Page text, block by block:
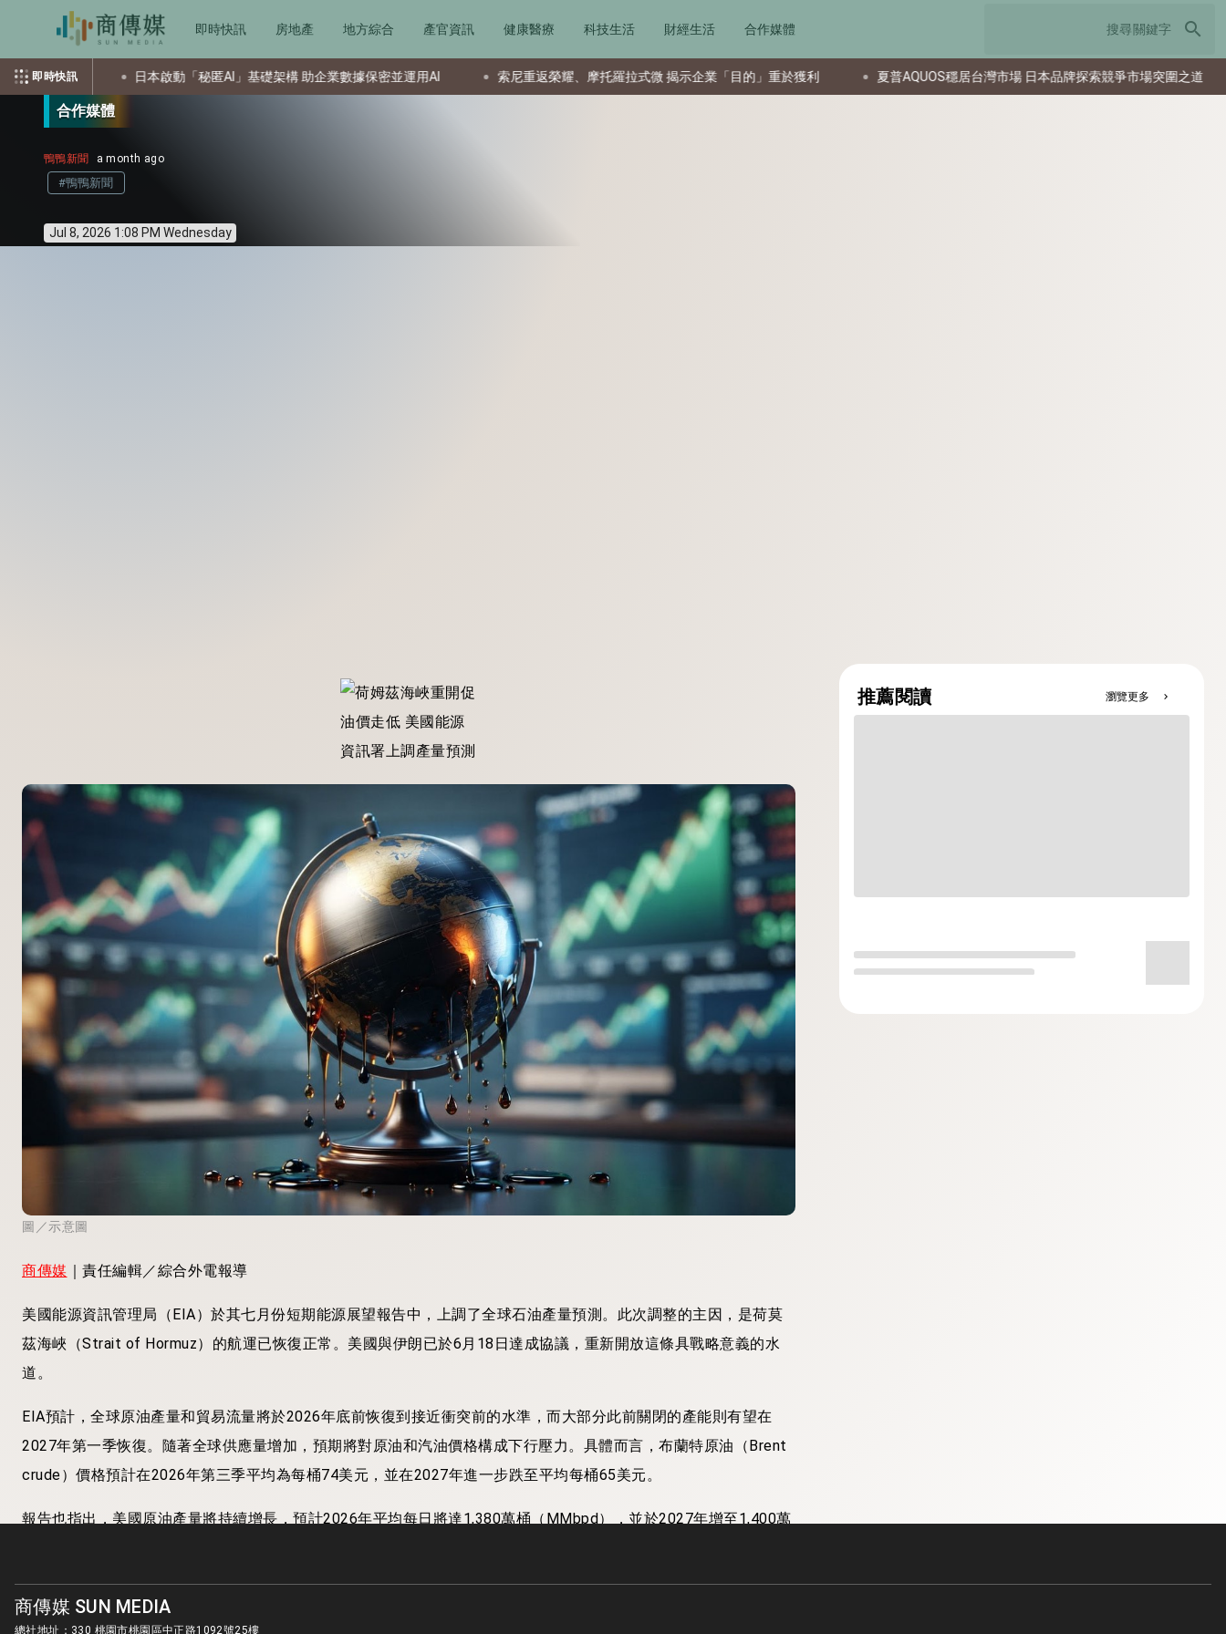
即時快訊 房地產 地方綜合 產官資訊 健康醫療 科技生活 財經生活 合作媒體 search
即時快訊日本啟動「秘匿AI」基礎架構 助企業數據保密並運用AI 索尼重返榮耀、摩托羅拉式微 揭示企業「目的」重於獲利 夏普AQUOS穩居台灣市場 日本品牌探索競爭市場突圍之道 南韓研
合作媒體
鴨鴨新聞 a month ago
#鴨鴨新聞
Jul 8, 2026 1:08 PM Wednesday
圖／示意圖
商傳媒 ｜責任編輯／綜合外電報導
美國能源資訊管理局（EIA）於其七月份短期能源展望報告中，上調了全球石油產量預測。此次調整的主因，是荷莫
茲海峽（Strait of Hormuz）的航運已恢復正常。美國與伊朗已於6月18日達成協議，重新開放這條具戰略意義的水
道。
EIA預計，全球原油產量和貿易流量將於2026年底前恢復到接近衝突前的水準，而大部分此前關閉的產能則有望在
2027年第一季恢復。隨著全球供應量增加，預期將對原油和汽油價格構成下行壓力。具體而言，布蘭特原油（Brent
crude）價格預計在2026年第三季平均為每桶74美元，並在2027年進一步跌至平均每桶65美元。
報告也指出，美國原油產量將持續增長，預計2026年平均每日將達1,380萬桶（MMbpd），並於2027年增至1,400萬
推薦閱讀 瀏覽更多 chevron_right
商傳媒 SUN MEDIA
總社地址：330 桃園市桃園區中正路1092號25樓